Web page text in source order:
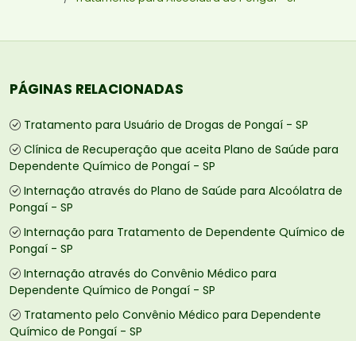
PÁGINAS RELACIONADAS
Tratamento para Usuário de Drogas de Pongaí - SP
Clínica de Recuperação que aceita Plano de Saúde para
Dependente Químico de Pongaí - SP
Internação através do Plano de Saúde para Alcoólatra de
Pongaí - SP
Internação para Tratamento de Dependente Químico de
Pongaí - SP
Internação através do Convênio Médico para
Dependente Químico de Pongaí - SP
Tratamento pelo Convênio Médico para Dependente
Químico de Pongaí - SP